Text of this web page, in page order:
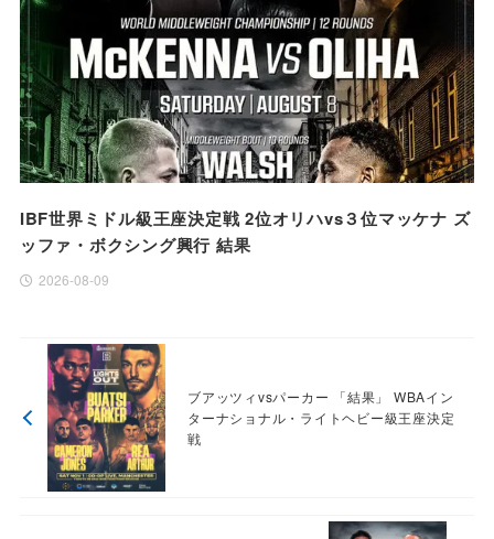
IBF世界ミドル級王座決定戦 2位オリハvs３位マッケナ ズ
ッファ・ボクシング興行 結果
2026-08-09
ブアッツィvsパーカー 「結果」 WBAイン
ターナショナル・ライトヘビー級王座決定
戦